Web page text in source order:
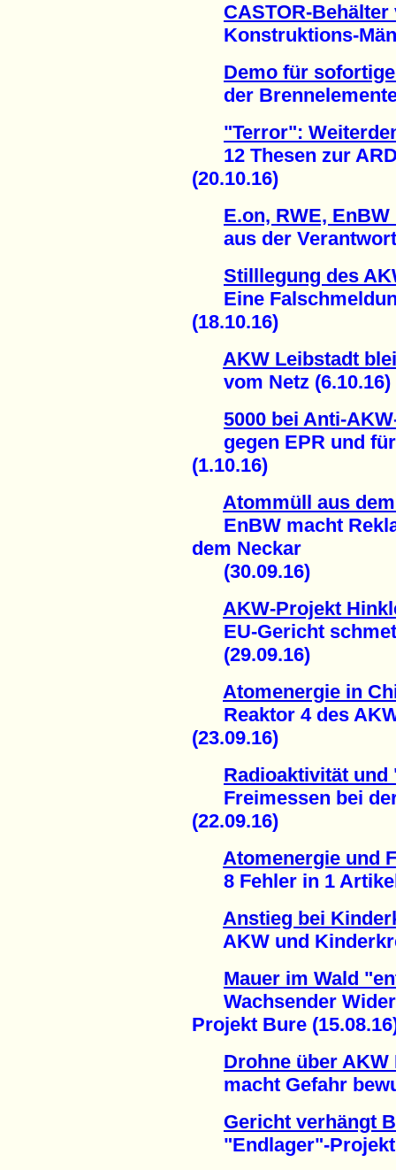
CASTOR-
Konstruktions-
Demo für
der
"Terror":
12 Thesen zur
(20.10.16)
E.on, RWE,
aus der
Stilllegung des
Eine
(18.10.16)
AKW Leibstadt
vom Netz (6.10.16)
5000 bei Anti-
gegen EPR und für
(1.10.16)
Atommüll aus
EnBW macht
dem Neckar
(30.09.16)
AKW-Projekt
EU-Gericht
(29.09.16)
Atomenergie in
Reaktor 4 des
(23.09.16)
Radioaktivität
Freimessen bei der
(22.09.16)
Atomenergie und
8 Fehler in 1 Artikel
Anstieg bei
AKW und
Mauer im Wald
Wachsender
Projekt Bure
Drohne über AKW
macht Gefahr
Gericht verhängt
"Endlager"-Projekt